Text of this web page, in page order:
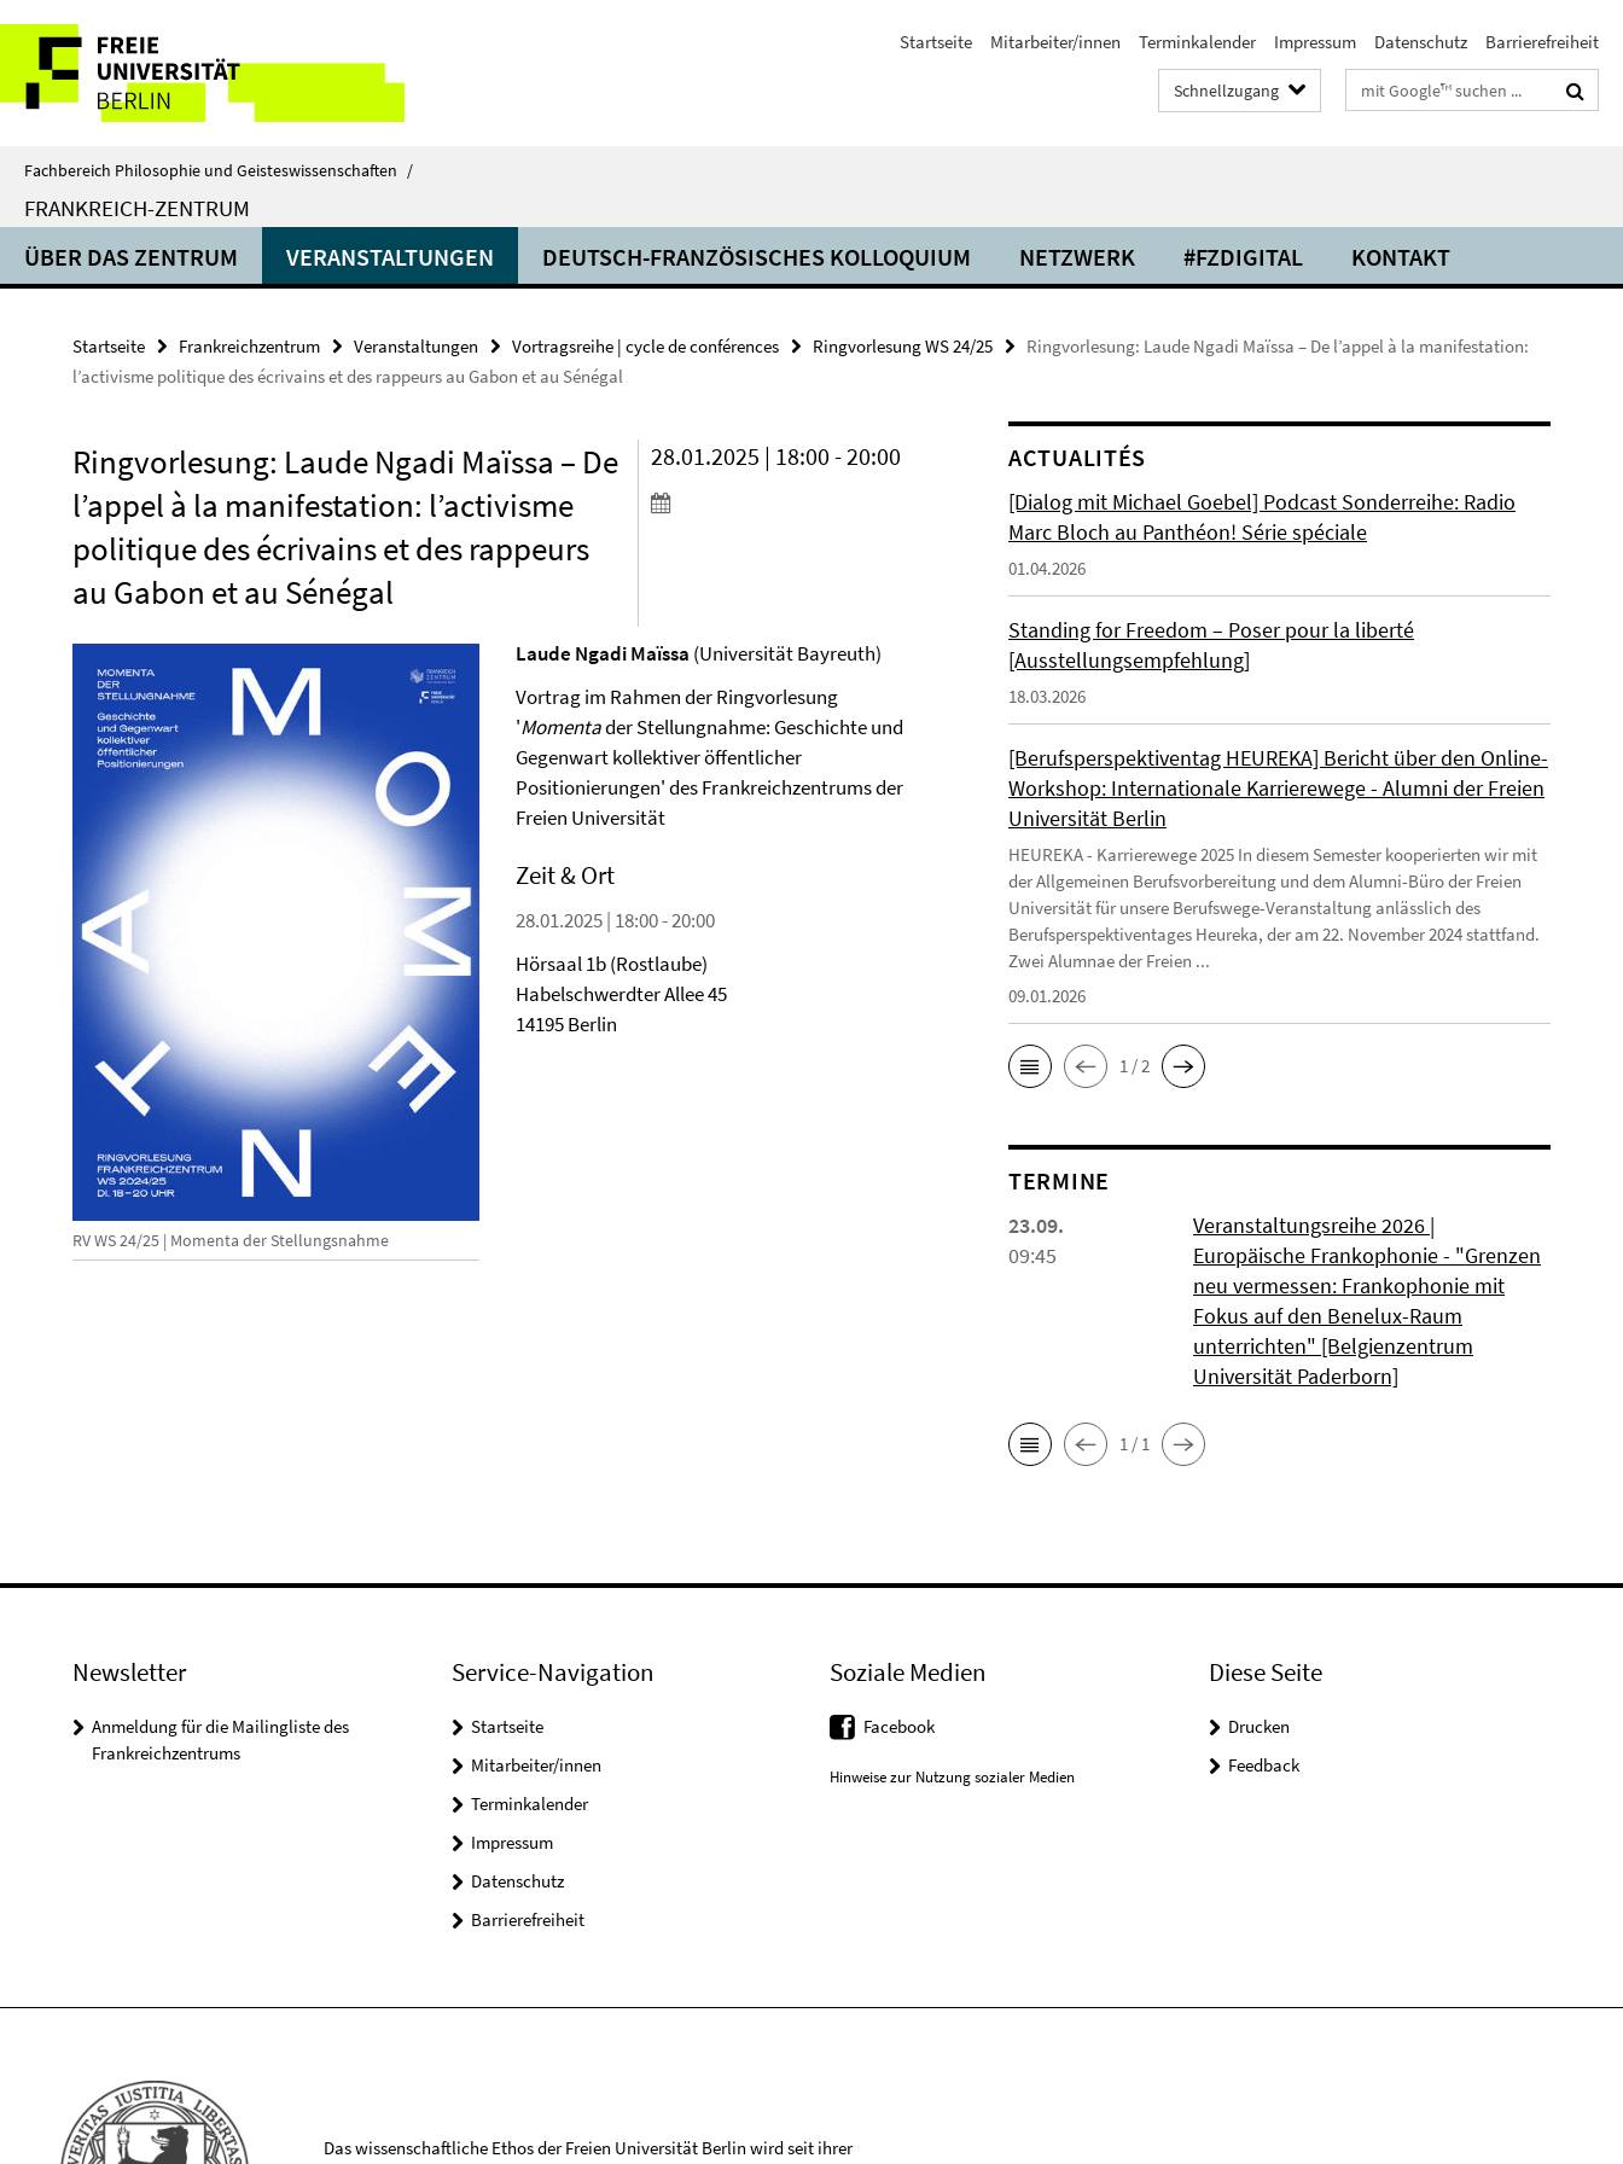
direkt
Inhalt
Service-
Navigation
Startseite Mitarbeiter/innen Terminkalender Impressum Datenschutz Barrierefreiheit
Schnellzugang Suchbegriffe
Fachbereich Philosophie und Geisteswissenschaften /
FRANKREICH-ZENTRUM
ÜBER DAS ZENTRUM VERANSTALTUNGEN DEUTSCH-FRANZÖSISCHES KOLLOQUIUM NETZWERK #FZDIGITAL KONTAKT
Startseite Frankreichzentrum Veranstaltungen Vortragsreihe | cycle de conférences Ringvorlesung WS 24/25
Ringvorlesung: Laude Ngadi Maïssa – De l’appel à la manifestation:
l’activisme politique des écrivains et des rappeurs au Gabon et au Sénégal
Ringvorlesung: Laude Ngadi Maïssa – De
l’appel à la manifestation: l’activisme
politique des écrivains et des rappeurs
au Gabon et au Sénégal
28.01.2025 | 18:00 - 20:00
RV WS 24/25 | Momenta der Stellungsnahme
Laude Ngadi Maïssa (Universität Bayreuth)
Vortrag im Rahmen der Ringvorlesung
'Momentader Stellungnahme: Geschichte und
Gegenwart kollektiver öffentlicher
Positionierungen' des Frankreichzentrums der
Freien Universität
Zeit & Ort
28.01.2025 | 18:00 - 20:00
Hörsaal 1b (Rostlaube)
Habelschwerdter Allee 45
14195 Berlin
ACTUALITÉS
[Dialog mit Michael Goebel] Podcast Sonderreihe: Radio
Marc Bloch au Panthéon! Série spéciale
01.04.2026
Standing for Freedom – Poser pour la liberté
[Ausstellungsempfehlung]
18.03.2026
[Berufsperspektiventag HEUREKA] Bericht über den Online-
Workshop: Internationale Karrierewege - Alumni der Freien
Universität Berlin
HEUREKA - Karrierewege 2025 In diesem Semester kooperierten wir mit
der Allgemeinen Berufsvorbereitung und dem Alumni-Büro der Freien
Universität für unsere Berufswege-Veranstaltung anlässlich des
Berufsperspektiventages Heureka, der am 22. November 2024 stattfand.
Zwei Alumnae der Freien ...
09.01.2026
1 / 2
TERMINE
23.09.
09:45
Veranstaltungsreihe 2026 |
Europäische Frankophonie - "Grenzen
neu vermessen: Frankophonie mit
Fokus auf den Benelux-Raum
unterrichten" [Belgienzentrum
Universität Paderborn]
1 / 1
Newsletter
Anmeldung für die Mailingliste des
Frankreichzentrums
Service-Navigation
Startseite
Mitarbeiter/innen
Terminkalender
Impressum
Datenschutz
Barrierefreiheit
Soziale Medien
Facebook
Hinweise zur Nutzung sozialer Medien
Diese Seite
Drucken
Feedback
Das wissenschaftliche Ethos der Freien Universität Berlin wird seit ihrer